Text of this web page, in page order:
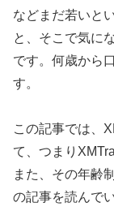
などまだ若いと
と、そこで気に
です。何歳から
す。
この記事では、
て、つまり
また、その年齢
の記事を読んで